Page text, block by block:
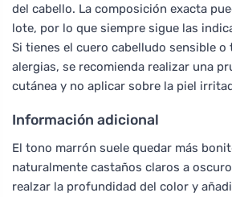
del cabello. La composición exacta
lote, por lo que siempre sigue las
Si tienes el cuero cabelludo sensible o
alergias, se recomienda realizar una
cutánea y no aplicar sobre la piel
Información adicional
El tono marrón suele quedar más
naturalmente castaños claros a
realzar la profundidad del color y